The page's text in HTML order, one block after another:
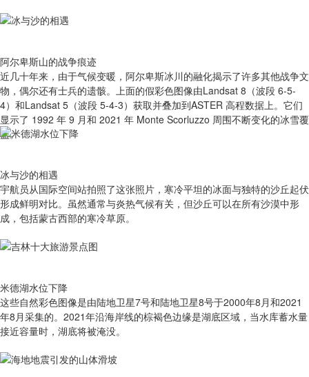
阿尔卑斯山的战争痕迹
近几十年来，由于气候变暖，阿尔卑斯冰川的融化揭示了许多其他战争文
物，偶尔还有士兵的遗骸。上面的假彩色图像由Landsat 8（波段 6-5-
4）和Landsat 5（波段 5-4-3）获取并叠加到ASTER 高程数据上。它们
显示了 1992 年 9 月和 2021 年 Monte Scorluzzo 周围不断变化的冰雪覆
盖。
冰与沙的相遇
宇航员从国际空间站拍照了这张照片，寒冷平坦的冰面与独特的沙丘起伏
形成鲜明对比。虽然通常与炎热气候有关，但沙丘可以在所有沙漠中形
成，包括蒙古西部的寒冷草原。
米德湖水位下降
这些自然彩色图像是由陆地卫星7号和陆地卫星8号于2000年8月和2021
年8月采集的。2021年沿海岸线的棕褐色边缘是湖底区域，当水库蓄水量
接近容量时，湖底将被淹没。